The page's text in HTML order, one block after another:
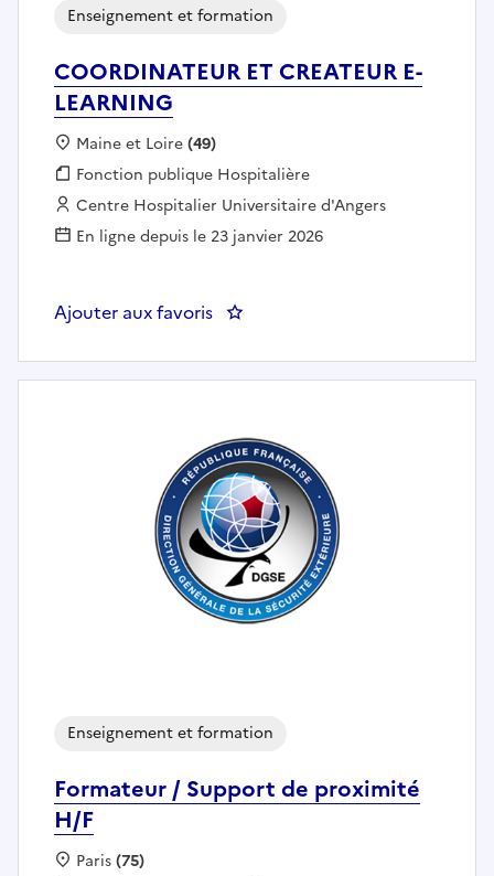
COORDINATEUR ET CREATEUR E-
LEARNING
Enseignement et formation
Localisation :
Maine et Loire(49)
Fonction publique :
Fonction publique Hospitalière
Employeur :
Centre Hospitalier Universitaire d'Angers
En ligne depuis le 23 janvier 2026
Ajouter aux favoris : COORDINATEUR ET
Formateur / Support de proximité
H/F
Enseignement et formation
Localisation :
Paris(75)